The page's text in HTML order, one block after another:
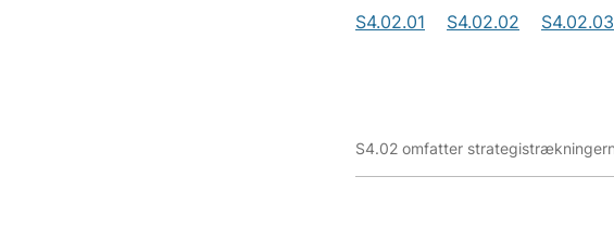
S4.02.01 S4.02.02 S4.02.03
S4.02 omfatter